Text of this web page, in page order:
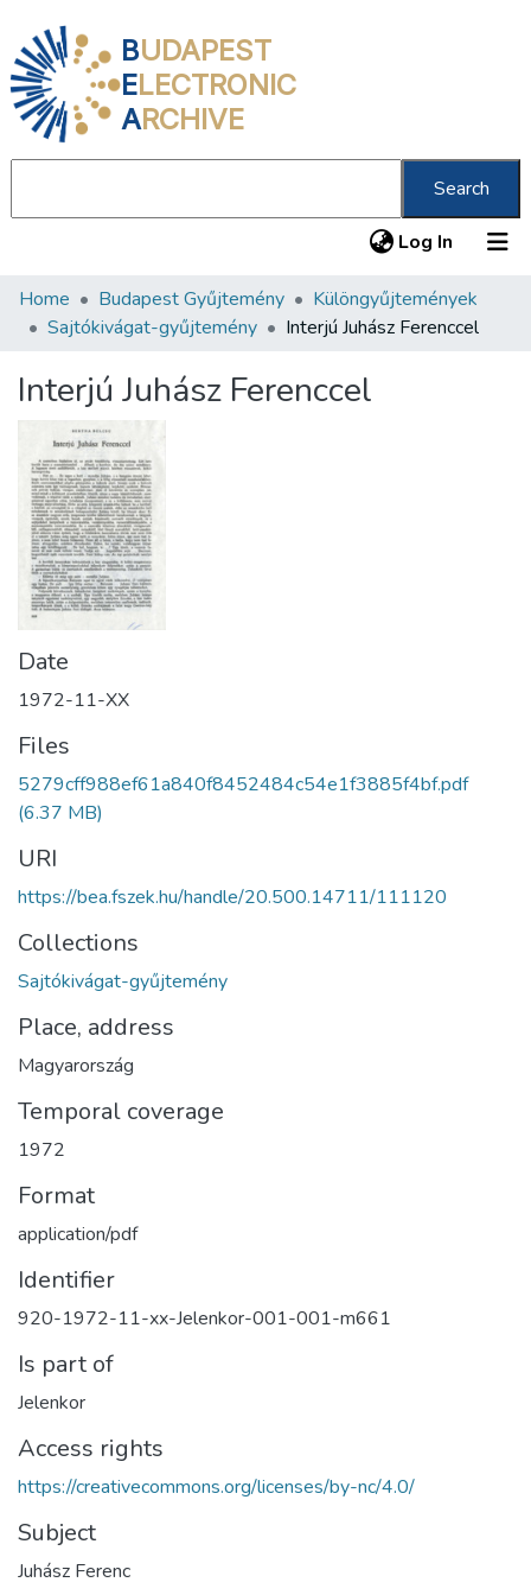
BUDAPEST
ELECTRONIC
ARCHIVE
Search
Log In (current)
Communities & Collections
Statistics
About us
Home Budapest Gyűjtemény
Különgyűjtemények
Sajtókivágat-gyűjtemény
Interjú Juhász Ferenccel
Interjú Juhász Ferenccel
Date
1972-11-XX
Files
5279cff988ef61a840f8452484c54e1f3885f4bf.pdf
(6.37 MB)
URI
https://bea.fszek.hu/handle/20.500.14711/111120
Collections
Sajtókivágat-gyűjtemény
Place, address
Magyarország
Temporal coverage
1972
Format
application/pdf
Identifier
920-1972-11-xx-Jelenkor-001-001-m661
Is part of
Jelenkor
Access rights
https://creativecommons.org/licenses/by-nc/4.0/
Subject
Juhász Ferenc